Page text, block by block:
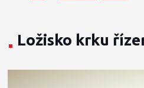
Ložisko krku